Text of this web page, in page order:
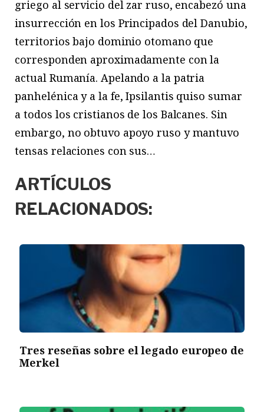
griego al servicio del zar ruso, encabezó una
insurrección en los Principados del Danubio,
territorios bajo dominio otomano que
corresponden aproximadamente con la
actual Rumanía. Apelando a la patria
panhelénica y a la fe, Ipsilantis quiso sumar
a todos los cristianos de los Balcanes. Sin
embargo, no obtuvo apoyo ruso y mantuvo
tensas relaciones con sus…
ARTÍCULOS
RELACIONADOS:
Tres reseñas sobre el legado europeo de
Merkel